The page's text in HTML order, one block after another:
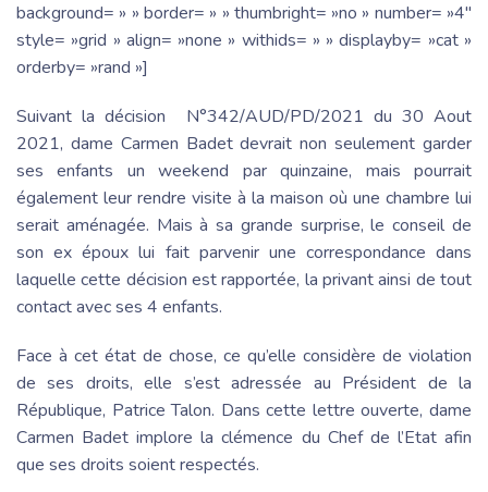
background= » » border= » » thumbright= »no » number= »4″
style= »grid » align= »none » withids= » » displayby= »cat »
orderby= »rand »]
Suivant la décision N°342/AUD/PD/2021 du 30 Aout
2021, dame Carmen Badet devrait non seulement garder
ses enfants un weekend par quinzaine, mais pourrait
également leur rendre visite à la maison où une chambre lui
serait aménagée. Mais à sa grande surprise, le conseil de
son ex époux lui fait parvenir une correspondance dans
laquelle cette décision est rapportée, la privant ainsi de tout
contact avec ses 4 enfants.
Face à cet état de chose, ce qu’elle considère de violation
de ses droits, elle s’est adressée au Président de la
République, Patrice Talon. Dans cette lettre ouverte, dame
Carmen Badet implore la clémence du Chef de l’Etat afin
que ses droits soient respectés.